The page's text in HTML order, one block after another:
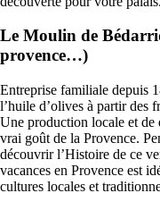
Le Moulin de
provence…)
Entreprise familiale depuis
l’huile d’olives à partir des
Une production locale et de
vrai goût de la Provence.
découvrir l’Histoire de ce
vacances en Provence est
cultures locales et